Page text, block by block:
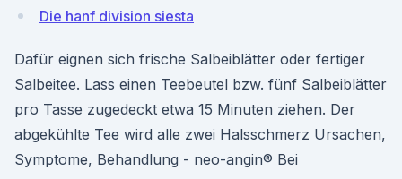
Die hanf division siesta
Dafür eignen sich frische Salbeiblätter oder fertiger
Salbeitee. Lass einen Teebeutel bzw. fünf Salbeiblätter
pro Tasse zugedeckt etwa 15 Minuten ziehen. Der
abgekühlte Tee wird alle zwei Halsschmerz Ursachen,
Symptome, Behandlung - neo-angin® Bei